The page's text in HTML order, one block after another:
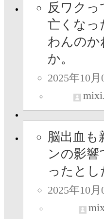
反ワクっ
亡くなっ
わんのか
か。
2025年10
脳出血も
ンの影
ったと
2025年10